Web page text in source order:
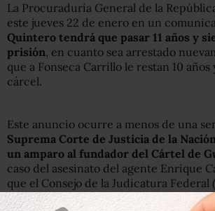
La Procuraduría General de la
este jueves 22 de enero en un
Quintero tendrá que pasar 11 años y
prisión, en cuanto sea arrestado
que a Fonseca Carrillo le restan 10 años
cárcel.
Este anuncio ocurre a menos de una
Suprema Corte de Justicia de la
un amparo al fundador del Cártel de
caso del asesinato del agente Enrique
que el Consejo de la Judicatura Federal
que era posible solicitar su